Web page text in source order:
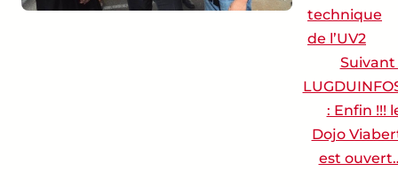
technique
de l’UV2
Suivant
: Enfin !!!
Dojo
est